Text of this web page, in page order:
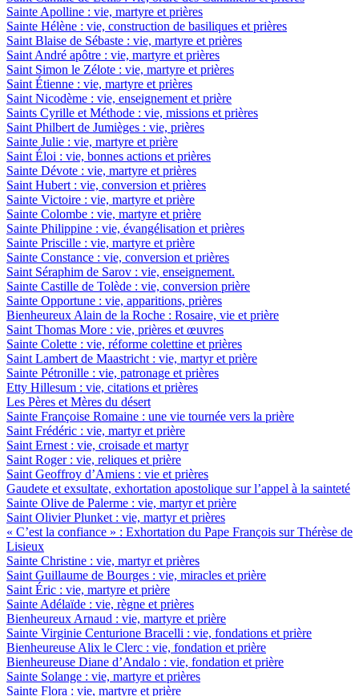
Sainte Apolline : vie, martyre et prières
Sainte Hélène : vie, construction de basiliques et prières
Saint Blaise de Sébaste : vie, martyre et prières
Saint André apôtre : vie, martyre et prières
Saint Simon le Zélote : vie, martyre et prières
Saint Étienne : vie, martyre et prières
Saint Nicodème : vie, enseignement et prière
Saints Cyrille et Méthode : vie, missions et prières
Saint Philbert de Jumièges : vie, prières
Sainte Julie : vie, martyre et prière
Saint Éloi : vie, bonnes actions et prières
Sainte Dévote : vie, martyre et prières
Saint Hubert : vie, conversion et prières
Sainte Victoire : vie, martyre et prière
Sainte Colombe : vie, martyre et prière
Sainte Philippine : vie, évangélisation et prières
Sainte Priscille : vie, martyre et prière
Sainte Constance : vie, conversion et prières
Saint Séraphim de Sarov : vie, enseignement.
Sainte Castille de Tolède : vie, conversion prière
Sainte Opportune : vie, apparitions, prières
Bienheureux Alain de la Roche : Rosaire, vie et prière
Saint Thomas More : vie, prières et œuvres
Sainte Colette : vie, réforme colettine et prières
Saint Lambert de Maastricht : vie, martyr et prière
Sainte Pétronille : vie, patronage et prières
Etty Hillesum : vie, citations et prières
Les Pères et Mères du désert
Sainte Françoise Romaine : une vie tournée vers la prière
Saint Frédéric : vie, martyr et prière
Saint Ernest : vie, croisade et martyr
Saint Roger : vie, reliques et prière
Saint Geoffroy d’Amiens : vie et prières
Gaudete et exsultate, exhortation apostolique sur l’appel à la sainteté
Sainte Olive de Palerme : vie, martyr et prière
Saint Olivier Plunket : vie, martyr et prières
« C’est la confiance » : Exhortation du Pape François sur Thérèse de
Lisieux
Sainte Christine : vie, martyr et prières
Saint Guillaume de Bourges : vie, miracles et prière
Saint Éric : vie, martyre et prière
Sainte Adélaïde : vie, règne et prières
Bienheureux Arnaud : vie, martyre et prière
Sainte Virginie Centurione Bracelli : vie, fondations et prière
Bienheureuse Alix le Clerc : vie, fondation et prière
Bienheureuse Diane d’Andalo : vie, fondation et prière
Sainte Solange : vie, martyre et prières
Sainte Flora : vie, martyre et prière